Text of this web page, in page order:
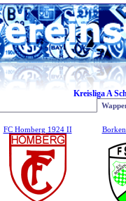
Kreisliga A
FC Homberg 1924 II